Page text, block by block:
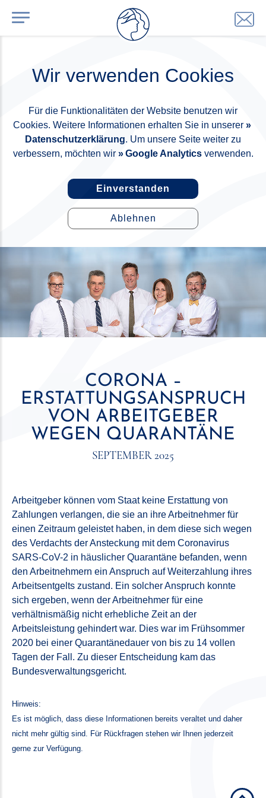
Wir verwenden Cookies
Für die Funktionalitäten der Website benutzen wir
Cookies. Weitere Informationen erhalten Sie in unserer
Datenschutzerklärung. Um unsere Seite weiter zu
verbessern, möchten wir
Google Analyticsverwenden.
Einverstanden
Ablehnen
CORONA –
ERSTATTUNGSANSPRUCH
VON ARBEITGEBER
WEGEN QUARANTÄNE
SEPTEMBER 2025
Arbeitgeber können vom Staat keine Erstattung von
Zahlungen verlangen, die sie an ihre Arbeitnehmer für
einen Zeitraum geleistet haben, in dem diese sich wegen
des Verdachts der Ansteckung mit dem Coronavirus
SARS-CoV-2 in häuslicher Quarantäne befanden, wenn
den Arbeitnehmern ein Anspruch auf Weiterzahlung ihres
Arbeitsentgelts zustand. Ein solcher Anspruch konnte
sich ergeben, wenn der Arbeitnehmer für eine
verhältnismäßig nicht erhebliche Zeit an der
Arbeitsleistung gehindert war. Dies war im Frühsommer
2020 bei einer Quarantänedauer von bis zu 14 vollen
Tagen der Fall. Zu dieser Entscheidung kam das
Bundesverwaltungsgericht.
Hinweis:
Es ist möglich, dass diese Informationen bereits veraltet und daher
nicht mehr gültig sind. Für Rückfragen stehen wir Ihnen jederzeit
gerne zur Verfügung.